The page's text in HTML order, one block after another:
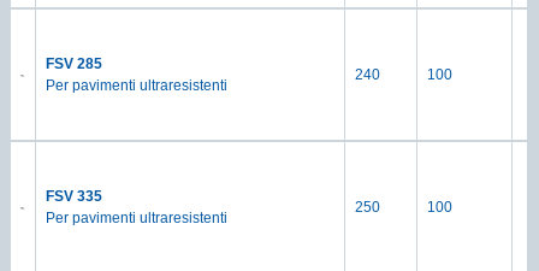
FSV 285
Per pavimenti ultraresistenti
240 100
FSV 335
Per pavimenti ultraresistenti
250 100